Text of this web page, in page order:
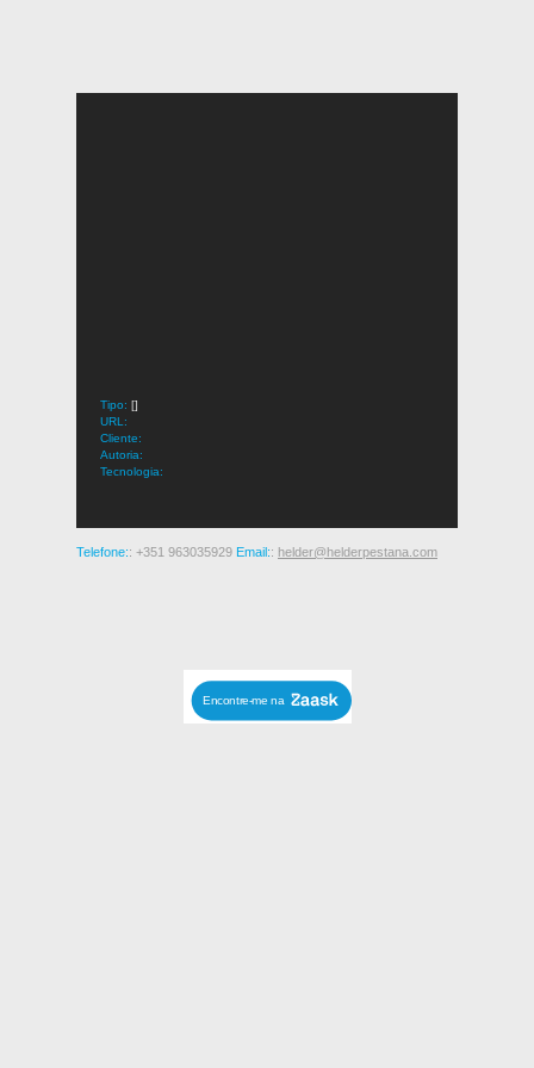
Tipo: []
URL:
Cliente:
Autoria:
Tecnologia:
Telefone:: +351 963035929 Email:: helder@helderpestana.com